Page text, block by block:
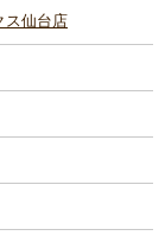
ス仙台店